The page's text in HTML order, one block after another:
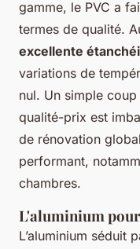
gamme, le PVC a
termes de qualité.
excellente
variations de
nul. Un simple
qualité-prix est
de rénovation
performant,
chambres.
L'aluminium
L’aluminium séduit